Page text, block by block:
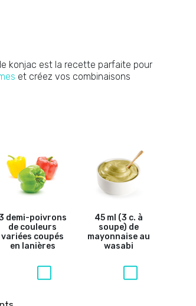
konjac est la recette parfaite pour
et créez vos combinaisons
demi-poivrons
de couleurs
variées coupés
en lanières
45 ml (3 c. à
soupe) de
mayonnaise au
wasabi